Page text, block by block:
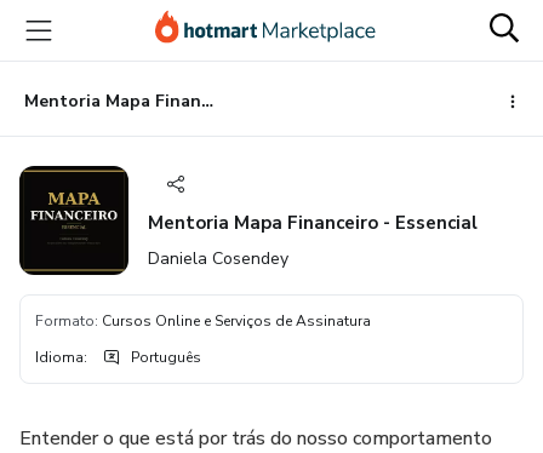
para
conteúdo
principal
para
pagamento
para
rodapé
Mentoria Mapa Financeiro - Essencial
Mentoria Mapa Financeiro - Essencial
Daniela Cosendey
Formato: Cursos Online e Serviços de Assinatura
Idioma: Português
Entender o que está por trás do nosso comportamento